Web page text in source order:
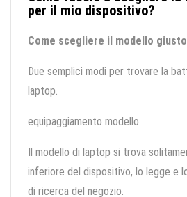
per il mio dispositivo?
Come scegliere il modello
Due semplici modi per trovare la
laptop.
equipaggiamento modello
Il modello di laptop si trova
inferiore del dispositivo, lo legge e
di ricerca del negozio.